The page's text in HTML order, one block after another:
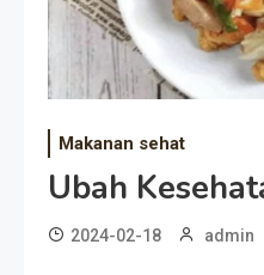
Makanan sehat
Ubah
2024-02-18 admin